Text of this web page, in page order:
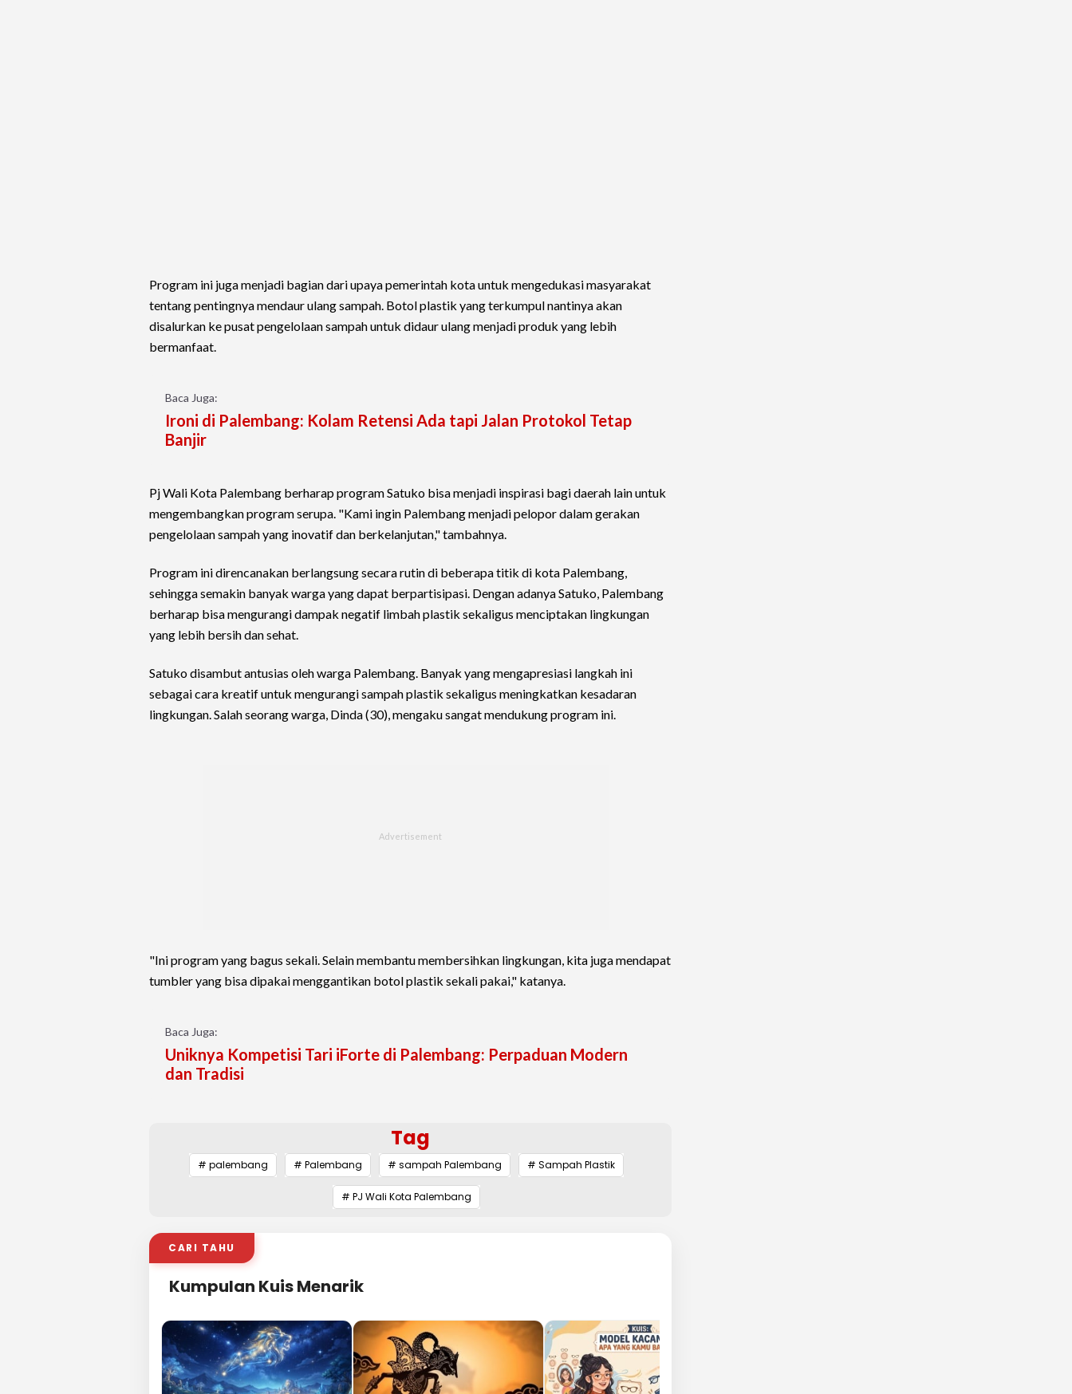
Program ini juga menjadi bagian dari upaya pemerintah kota untuk mengedukasi masyarakat
tentang pentingnya mendaur ulang sampah. Botol plastik yang terkumpul nantinya akan
disalurkan ke pusat pengelolaan sampah untuk didaur ulang menjadi produk yang lebih
bermanfaat.
Baca Juga:
Ironi di Palembang: Kolam Retensi Ada tapi Jalan Protokol Tetap
Banjir
Pj Wali Kota Palembang berharap program Satuko bisa menjadi inspirasi bagi daerah lain untuk
mengembangkan program serupa. "Kami ingin Palembang menjadi pelopor dalam gerakan
pengelolaan sampah yang inovatif dan berkelanjutan," tambahnya.
Program ini direncanakan berlangsung secara rutin di beberapa titik di kota Palembang,
sehingga semakin banyak warga yang dapat berpartisipasi. Dengan adanya Satuko, Palembang
berharap bisa mengurangi dampak negatif limbah plastik sekaligus menciptakan lingkungan
yang lebih bersih dan sehat.
Satuko disambut antusias oleh warga Palembang. Banyak yang mengapresiasi langkah ini
sebagai cara kreatif untuk mengurangi sampah plastik sekaligus meningkatkan kesadaran
lingkungan. Salah seorang warga, Dinda (30), mengaku sangat mendukung program ini.
"Ini program yang bagus sekali. Selain membantu membersihkan lingkungan, kita juga mendapat
tumbler yang bisa dipakai menggantikan botol plastik sekali pakai," katanya.
Baca Juga:
Uniknya Kompetisi Tari iForte di Palembang: Perpaduan Modern
dan Tradisi
Tag
# palembang # Palembang # sampah Palembang # Sampah Plastik
# PJ Wali Kota Palembang
CARI TAHU
Kumpulan Kuis Menarik